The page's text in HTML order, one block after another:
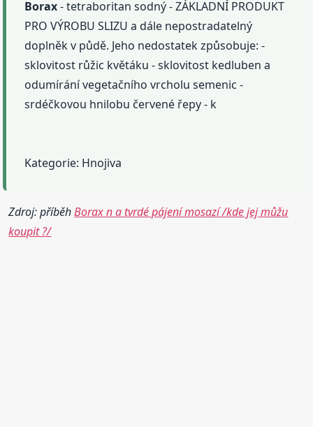
Borax- tetraboritan sodný - ZÁKLADNÍ PRODUKT
PRO VÝROBU SLIZU a dále nepostradatelný
doplněk v půdě. Jeho nedostatek způsobuje: -
sklovitost růžic květáku - sklovitost kedluben a
odumírání vegetačního vrcholu semenic -
srdéčkovou hnilobu červené řepy - k
Kategorie: Hnojiva
Zdroj: příběhBorax n a tvrdé pájení mosazí /kde jej můžu
koupit ?/